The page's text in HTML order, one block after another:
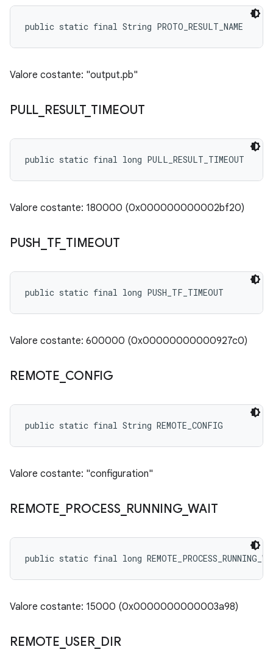
public static final String PROTO_RESULT_NAME
Valore costante: "output.pb"
PULL RESULT_ TIMEOUT
public static final long PULL_RESULT_TIMEOUT
Valore costante: 180000 (0x000000000002bf20)
PUSH TF_ TIMEOUT
public static final long PUSH_TF_TIMEOUT
Valore costante: 600000 (0x00000000000927c0)
REMOTE CONFIG
public static final String REMOTE_CONFIG
Valore costante: "configuration"
REMOTE PROCESS_ RUNNING_WAIT
public static final long
Valore costante: 15000 (0x0000000000003a98)
REMOTE USER_ DIR